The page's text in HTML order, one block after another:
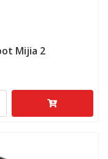
Mijia 2